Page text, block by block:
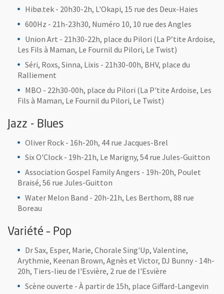
Hibø.tek - 20h30-2h, L'Okapi, 15 rue des Deux-Haies
600Hz - 21h-23h30, Numéro 10, 10 rue des Angles
Union Art - 21h30-22h, place du Pilori (La P’tite Ardoise,
Les Fils à Maman, Le Fournil du Pilori, Le Twist)
Séri, Roxs, Sinna, Lixis - 21h30-00h, BHV, place du
Ralliement
MBO - 22h30-00h, place du Pilori (La P'tite Ardoise, Les
Fils à Maman, Le Fournil du Pilori, Le Twist)
Jazz - Blues
Oliver Rock - 16h-20h, 44 rue Jacques-Brel
Six O'Clock - 19h-21h, Le Marigny, 54 rue Jules-Guitton
Association Gospel Family Angers - 19h-20h, Poulet
Braisé, 56 rue Jules-Guitton
Water Melon Band - 20h-21h, Les Berthom, 88 rue
Boreau
Variété – Pop
Dr Sax, Esper, Marie, Chorale Sing'Up, Valentine,
Arythmie, Keenan Brown, Agnès et Victor, DJ Bunny - 14h-
20h, Tiers-lieu de l'Esvière, 2 rue de l'Esvière
Scène ouverte - À partir de 15h, place Giffard-Langevin